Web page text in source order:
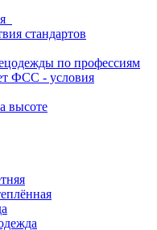
стандартов
по профессиям
ФСС - условия
высоте